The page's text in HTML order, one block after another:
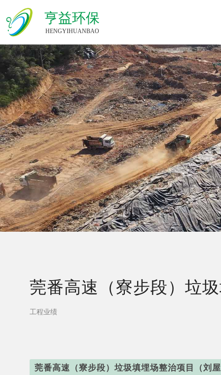
亨益环保
HENGYIHUANBAO
莞番高速（寮步段）垃
工程业绩
莞番高速（寮步段）垃圾填埋场整治项目（刘